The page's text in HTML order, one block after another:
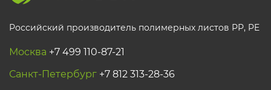
Российский производитель полимерных листов РР, PE
Москва +7 499 110-87-21
Санкт-Петербург +7 812 313-28-36